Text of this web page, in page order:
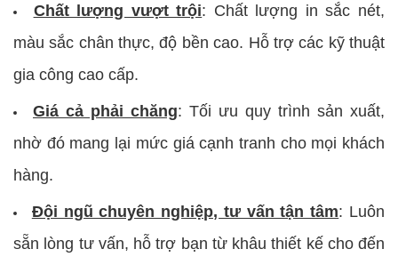
Chất lượng vượt trội: Chất lượng in sắc nét,
màu sắc chân thực, độ bền cao. Hỗ trợ các kỹ thuật
gia công cao cấp.
Giá cả phải chăng: Tối ưu quy trình sản xuất,
nhờ đó mang lại mức giá cạnh tranh cho mọi khách
hàng.
Đội ngũ chuyên nghiệp, tư vấn tận tâm: Luôn
sẵn lòng tư vấn, hỗ trợ bạn từ khâu thiết kế cho đến